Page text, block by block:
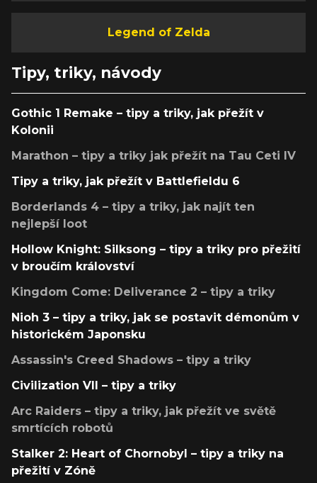
Legend of Zelda
Tipy, triky, návody
Gothic 1 Remake – tipy a triky, jak přežít v
Kolonii
Marathon – tipy a triky jak přežít na Tau Ceti IV
Tipy a triky, jak přežít v Battlefieldu 6
Borderlands 4 – tipy a triky, jak najít ten
nejlepší loot
Hollow Knight: Silksong – tipy a triky pro přežití
v broučím království
Kingdom Come: Deliverance 2 – tipy a triky
Nioh 3 – tipy a triky, jak se postavit démonům v
historickém Japonsku
Assassin's Creed Shadows – tipy a triky
Civilization VII – tipy a triky
Arc Raiders – tipy a triky, jak přežít ve světě
smrtících robotů
Stalker 2: Heart of Chornobyl – tipy a triky na
přežití v Zóně